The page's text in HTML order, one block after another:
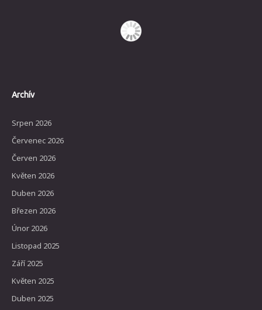
Archív
Srpen 2026
Červenec 2026
Červen 2026
Květen 2026
Duben 2026
Březen 2026
Únor 2026
Listopad 2025
Září 2025
Květen 2025
Duben 2025